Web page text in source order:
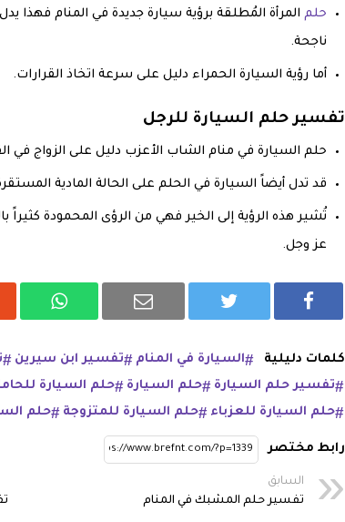
حلم المرأة المُطلقة برؤية سيارة جديدة في المنام
ناجحة.
أما رؤية السيارة الحمراء دليل على سرعة اتخاذ القرارات.
تفسير حلم السيارة للرجل
حلم السيارة في منام الشاب الأعزب دليل على الزواج في
قد تدل أيضاً السيارة في الحلم على الحالة المادية
تُشير هذه الرؤية إلى الخير فهي من الرؤى المحمودة كثيراً
عز وجل.
كلمات دليلية السيارة في المنام تفسير ابن سيرين
تفسير حلم السيارة
حلم السيارة حلم السيارة
حلم السيارة للعزباء
حلم السيارة للمتزوجة حلم
رابط مختصر
السابق
تفسير حلم المشبك في المنام